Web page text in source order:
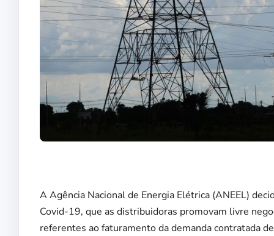
A Agência Nacional de Energia Elétrica (ANEEL)
Covid-19, que as distribuidoras promovam livre
referentes ao faturamento da demanda contratada